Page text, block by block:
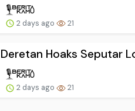
2 days ago 21
Deretan Hoaks Seputar
2 days ago 21